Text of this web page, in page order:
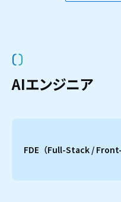
( )
AIエンジニア
FDE（Full-Stack /